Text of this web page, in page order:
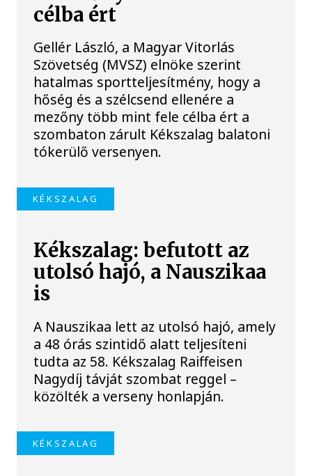
célba ért
Gellér László, a Magyar Vitorlás
Szövetség (MVSZ) elnöke szerint
hatalmas sportteljesítmény, hogy a
hőség és a szélcsend ellenére a
mezőny több mint fele célba ért a
szombaton zárult Kékszalag balatoni
tókerülő versenyen.
KÉKSZALAG
Kékszalag: befutott az
utolsó hajó, a Nauszikaa
is
A Nauszikaa lett az utolsó hajó, amely
a 48 órás szintidő alatt teljesíteni
tudta az 58. Kékszalag Raiffeisen
Nagydíj távját szombat reggel –
közölték a verseny honlapján.
KÉKSZALAG